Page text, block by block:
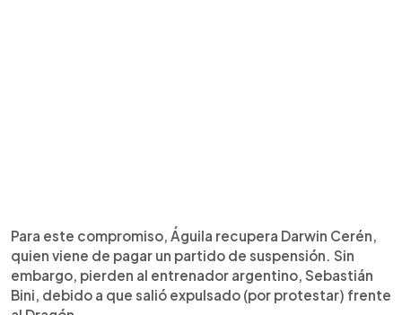
Para este compromiso, Águila recupera Darwin Cerén,
quien viene de pagar un partido de suspensión. Sin
embargo, pierden al entrenador argentino, Sebastián
Bini, debido a que salió expulsado (por protestar) frente